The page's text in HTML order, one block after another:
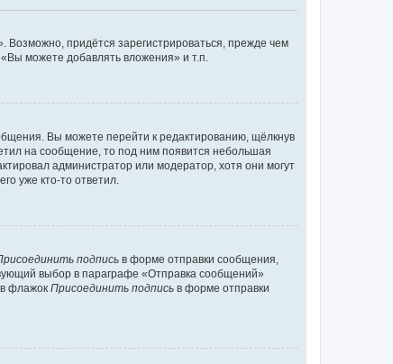
придётся зарегистрироваться, прежде чем
можете добавлять вложения» и т.п.
Вы можете перейти к редактированию, щёлкнув
на сообщение, то под ним появится небольшая
администратор или модератор, хотя они могут
уже кто-то ответил.
подпись в форме отправки сообщения,
выбор в параграфе «Отправка сообщений»
флажок Присоединить подпись в форме отправки